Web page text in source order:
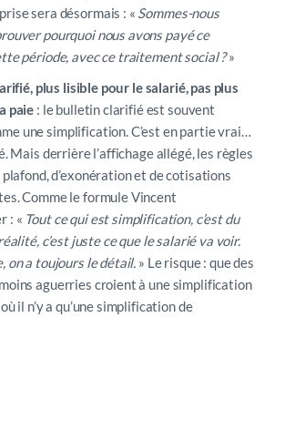
sera désormais : « Sommes-nous
pourquoi nous avons payé ce
période, avec ce traitement social ?»
plus lisible pour le salarié, pas plus
paie : le bulletin clarifié est souvent
une simplification. C’est en partie vrai…
Mais derrière l’affichage allégé, les règles
plafond, d’exonération et de cotisations
Comme le formule Vincent
: « Tout ce qui est simplification, c’est du
c’est juste ce que le salarié va voir.
on a toujours le détail. » Le risque : que des
aguerries croient à une simplification
il n’y a qu’une simplification de